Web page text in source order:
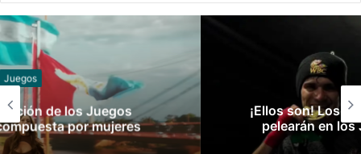
Slider
¡Ellos son! Los boxeadores argentinos que
pelearán en los Juegos Suramericanos